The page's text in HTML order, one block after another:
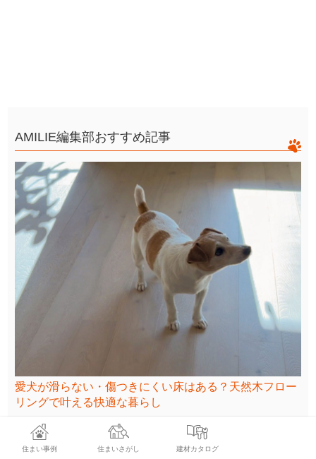
AMILIE編集部おすすめ記事
愛犬が滑らない・傷つきにくい床はある？天然木フロー
リングで叶える快適な暮らし
住まい事例 住まいさがし 建材カタログ